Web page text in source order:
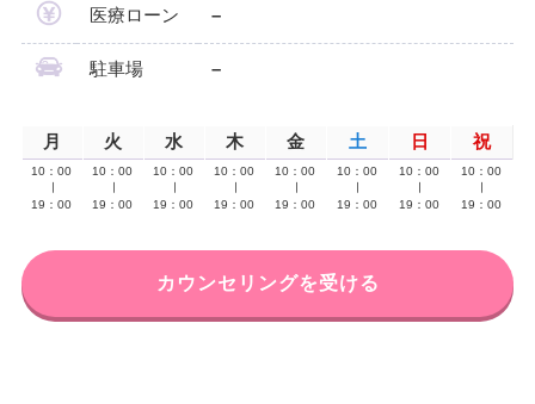
医療ローン –
駐車場 –
月 火 水 木 金 土 日 祝
10：00
19：00
10：00
19：00
10：00
19：00
10：00
19：00
10：00
19：00
10：00
19：00
10：00
19：00
10：00
19：00
カウンセリングを受ける